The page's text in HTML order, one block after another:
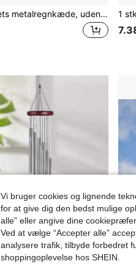
Højkvalitets metalregnkæde, udendørs tagafvandingskæde, dekorativ regnvandsnedløbsrør egnet til have, terrasse, balkon, tagudhæng
Vi bruger cookies og lignende
for at give dig den bedst mulige
alle” eller angive dine
Ved at vælge “Accepter alle”
analysere trafik, tilbyde forbedret
shoppingoplevelse hos SHEIN.